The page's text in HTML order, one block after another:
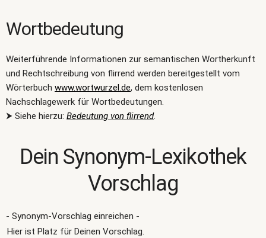
Wortbedeutung
Weiterführende Informationen zur semantischen Wortherkunft
und Rechtschreibung von flirrend werden bereitgestellt vom
Wörterbuch www.wortwurzel.de, dem kostenlosen
Nachschlagewerk für Wortbedeutungen.
⮞ Siehe hierzu: Bedeutung von flirrend.
Dein Synonym-Lexikothek
Vorschlag
- Synonym-Vorschlag einreichen -
Hier ist Platz für Deinen Vorschlag.